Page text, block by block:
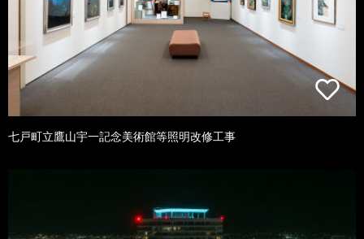
七戸町立鷹山宇一記念美術館等照明改修工事